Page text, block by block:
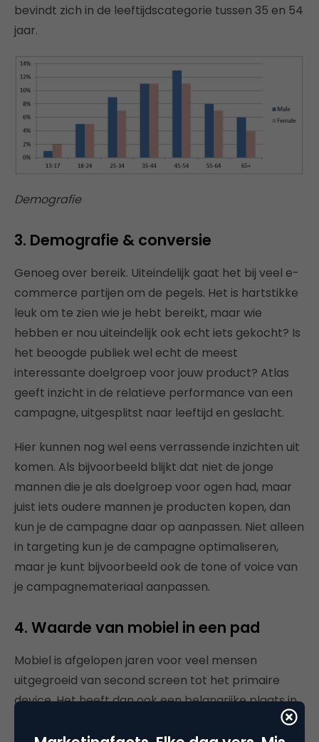
bevindt zich in de leeftijdscategorie tussen 35 en 54
jaar.
Demografie
3. Demografie & conversie
Genoeg over bereik. Uiteindelijk gaat het bij veel e-
commerce partijen om de pegels. Het is hartstikke
leuk om te zien wie je hebt bereikt, maar wie
hebben er nou uiteindelijk ook echt iets gekocht? Is
het beoogde publiek wel echt de meest
interessante doelgroep voor jouw product? Atlas
geeft inzicht in de relatieve performance van een
campagne, uitgesplitst naar leeftijd en geslacht.
Hier kunnen nog wel eens verrassende inzichten uit
komen. Als bijvoorbeeld blijkt dat niet de jonge
mannen die je als doelgroep voor ogen had, maar
juist iets oudere mannen je producten kopen, dan
kun je de campagne daar op aanpassen. Niet alleen
in targeting kun je de campagne optimaliseren,
maar je kunt bijvoorbeeld ook de tone of voice van
je campagnemateriaal aanpassen.
4. Waarde van mobiel in een pad
Mobiel is afgelopen jaren voor veel mensen
uitgegroeid van second screen tot het primaire
device. Het heeft dan ook een belangrijke plaats in
de mediamix gekregen. Hoewel het percentage van